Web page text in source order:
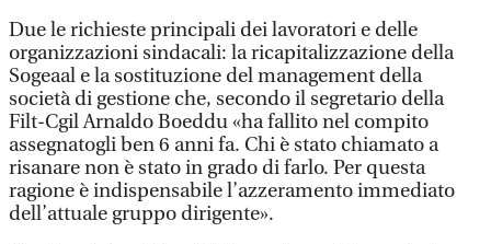
Due le richieste principali dei lavoratori e delle
organizzazioni sindacali: la ricapitalizzazione della
Sogeaal e la sostituzione del management della
società di gestione che, secondo il segretario della
Filt-Cgil Arnaldo Boeddu «ha fallito nel compito
assegnatogli ben 6 anni fa. Chi è stato chiamato a
risanare non è stato in grado di farlo. Per questa
ragione è indispensabile l’azzeramento immediato
dell’attuale gruppo dirigente».